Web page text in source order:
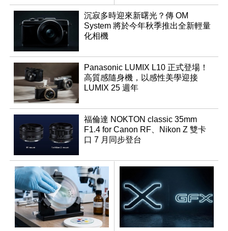
沉寂多時迎來新曙光？傳 OM
System 將於今年秋季推出全新輕量
化相機
Panasonic LUMIX L10 正式登場！
高質感隨身機，以感性美學迎接
LUMIX 25 週年
福倫達 NOKTON classic 35mm
F1.4 for Canon RF、Nikon Z 雙卡
口 7 月同步登台